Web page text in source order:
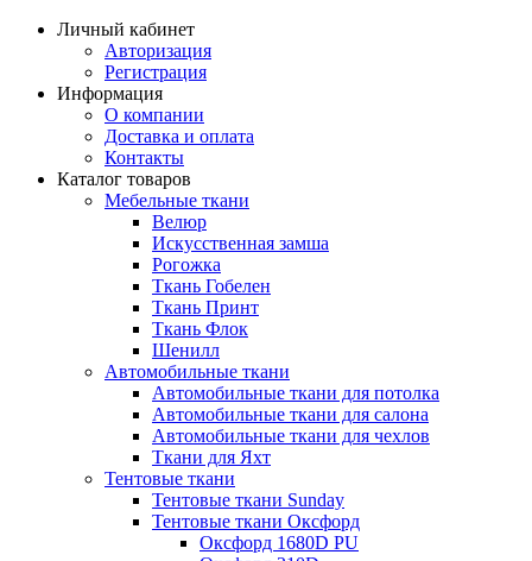
Личный кабинет
Авторизация
Регистрация
Информация
О компании
Доставка и оплата
Контакты
Каталог товаров
Мебельные ткани
Велюр
Искусственная замша
Рогожка
Ткань Гобелен
Ткань Принт
Ткань Флок
Шенилл
Автомобильные ткани
Автомобильные ткани для потолка
Автомобильные ткани для салона
Автомобильные ткани для чехлов
Ткани для Яхт
Тентовые ткани
Тентовые ткани Sunday
Тентовые ткани Оксфорд
Оксфорд 1680D PU